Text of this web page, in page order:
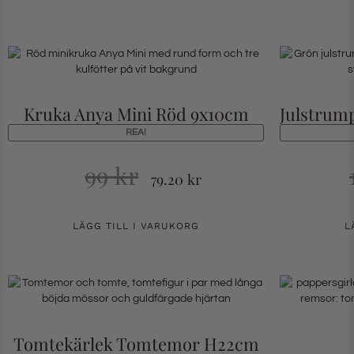
Kruka Anya Mini Röd 9x10cm
REA!
99kr 79.20 kr
LÄGG TILL I VARUKORG
Tomtekärlek Tomtemor H22cm